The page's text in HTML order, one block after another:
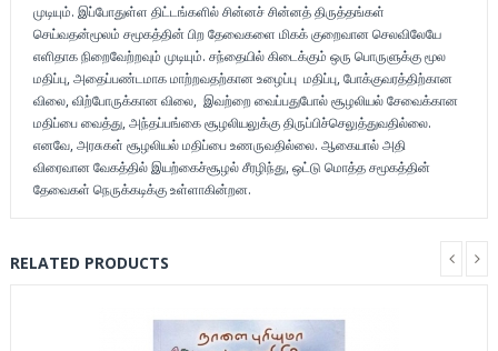
முடியும். இப்போதுள்ள திட்டங்களில் சின்னச் சின்னத் திருத்தங்கள்
செய்வதன்மூலம் சமூகத்தின் பிற தேவைகளை மிகக் குறைவான செலவிலேயே
எளிதாக நிறைவேற்றவும் முடியும். சந்தையில் கிடைக்கும் ஒரு பொருளுக்கு மூல
மதிப்பு, அதைப்பண்டமாக மாற்றவதற்கான உழைப்பு மதிப்பு, போக்குவரத்திற்கான
விலை, விற்போருக்கானவிலை, இவற்றை வைப்பதுபோல் சூழலியல் சேவைக்கான
மதிப்பை வைத்து, அந்தப்பங்கை சூழலியலுக்கு திருப்பிச்செலுத்துவதில்லை.
எனவே, அரசுகள் சூழலியல் மதிப்பை உணருவதில்லை. ஆகையால் அதி
விரைவான வேகத்தில் இயற்கைச்சூழல் சீரழிந்து, ஒட்டு மொத்த சமூகத்தின்
தேவைகள் நெருக்கடிக்கு உள்ளாகின்றன.
RELATED PRODUCTS